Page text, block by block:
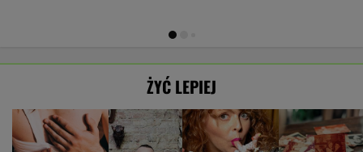
ŻYĆ LEPIEJ